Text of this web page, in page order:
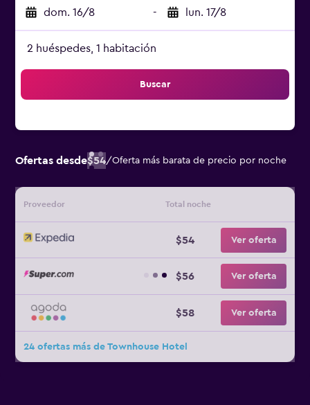
dom. 16/8 - lun. 17/8
2 huéspedes, 1 habitación
Buscar
Ofertas desde$54/Oferta más barata de precio por noche
Proveedor Total noche
$54 Ver oferta
$56 Ver oferta
$58 Ver oferta
24 ofertas más de Townhouse Hotel